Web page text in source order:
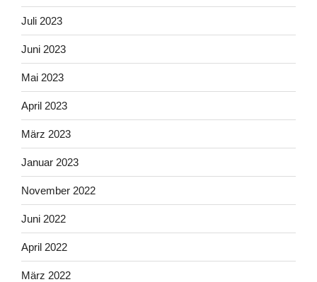
Juli 2023
Juni 2023
Mai 2023
April 2023
März 2023
Januar 2023
November 2022
Juni 2022
April 2022
März 2022